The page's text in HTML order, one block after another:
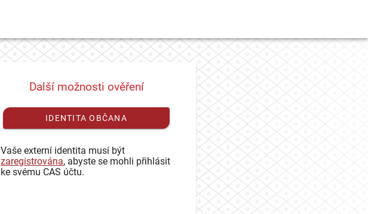
Další možnosti ověření
IDENTITA OBČANA
Vaše externí identita musí být
zaregistrována, abyste se mohli přihlásit
ke svému CAS účtu.